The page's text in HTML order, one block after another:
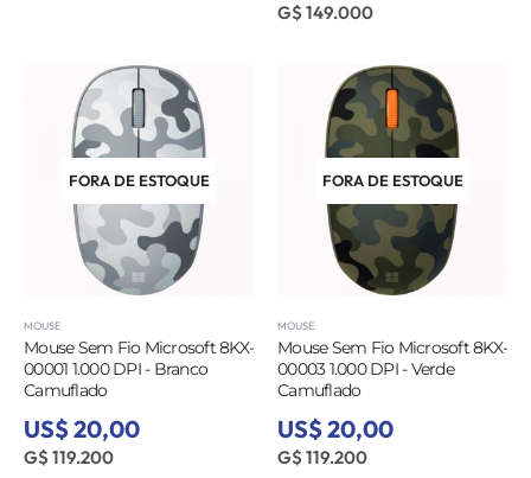
G$ 149.000
FORA DE ESTOQUE
MOUSE
Mouse Sem Fio Microsoft 8KX-
00001 1.000 DPI - Branco
Camuflado
US$ 20,00
G$ 119.200
FORA DE ESTOQUE
MOUSE
Mouse Sem Fio Microsoft 8KX-
00003 1.000 DPI - Verde
Camuflado
US$ 20,00
G$ 119.200